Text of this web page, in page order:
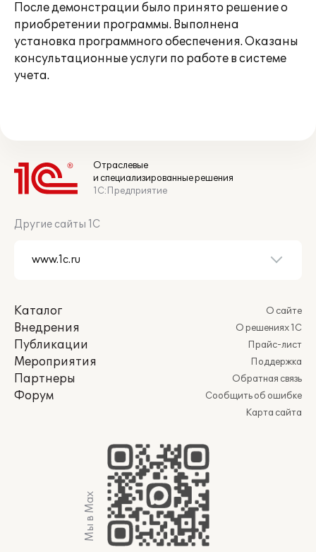
После демонстрации было принято решение о
приобретении программы. Выполнена
установка программного обеспечения. Оказаны
консультационные услуги по работе в системе
учета.
Отраслевые
и специализированные решения
1С:Предприятие
Другие сайты 1С
Каталог
Внедрения
Публикации
Мероприятия
Партнеры
Форум
О сайте
О решениях 1С
Прайс-лист
Поддержка
Обратная связь
Сообщить об ошибке
Карта сайта
Мы в Max